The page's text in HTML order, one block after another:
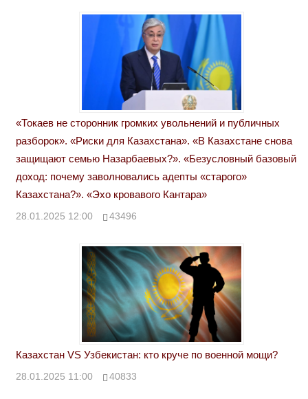
«Токаев не сторонник громких увольнений и публичных
разборок». «Риски для Казахстана». «В Казахстане снова
защищают семью Назарбаевых?». «Безусловный базовый
доход: почему заволновались адепты «старого»
Казахстана?». «Эхо кровавого Кантара»
28.01.2025 12:00 43496
Казахстан VS Узбекистан: кто круче по военной мощи?
28.01.2025 11:00 40833